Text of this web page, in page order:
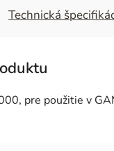
Technická
pre použitie v